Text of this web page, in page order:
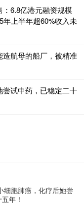
6.8亿港元融资规模
年上半年超60%收入未
航母的船厂，被精准
试中药，已稳定二十
细胞肺癌，化疗后她尝
年！